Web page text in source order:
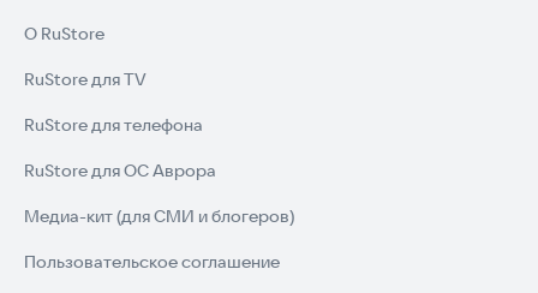
О RuStore
RuStore для TV
RuStore для телефона
RuStore для ОС Аврора
Медиа-кит (для СМИ и блогеров)
Пользовательское соглашение